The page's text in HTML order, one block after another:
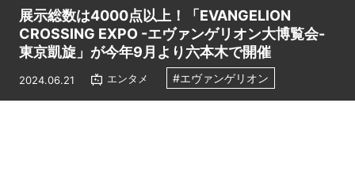
展示総数は4000点以上！「EVANGELION
CROSSING EXPO -エヴァンゲリオン大博覧会-
東京凱旋」が今年9月より六本木で開催
2024.06.21 エンタメ #エヴァンゲリオン